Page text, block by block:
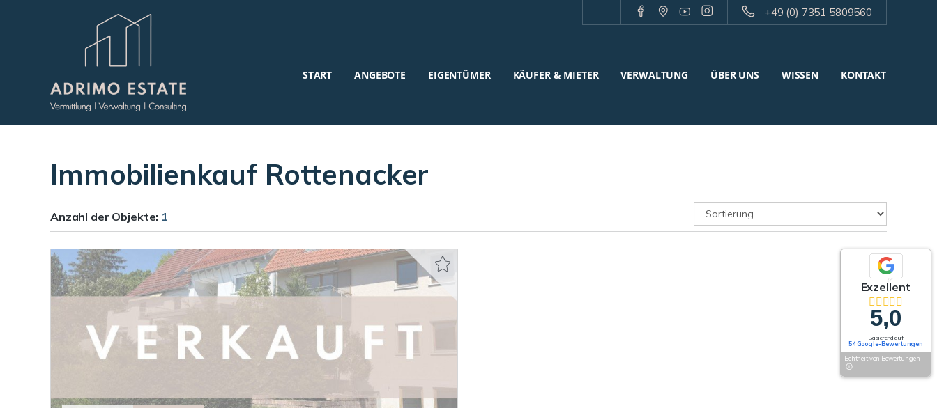
+49 (0) 7351 5809560
START ANGEBOTE EIGENTÜMER KÄUFER & MIETER VERWALTUNG ÜBER UNS WISSEN KONTAKT
Immobilienkauf Rottenacker
Anzahl der Objekte: 1
Exzellent
5,0
Basierend auf
54 Google-Bewertungen
Echtheit von Bewertungen